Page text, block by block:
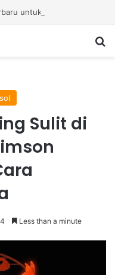
Sulit di
Less than a minute